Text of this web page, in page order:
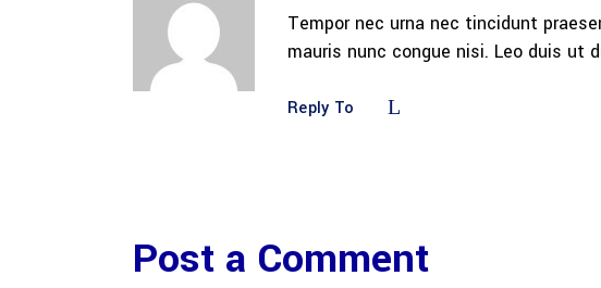
Tempor nec urna nec tincidunt
mauris nunc congue nisi. Leo duis ut
Reply To
Post a Comment